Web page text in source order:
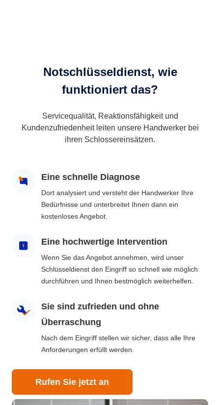
Notschlüsseldienst, wie
funktioniert das?
Servicequalität, Reaktionsfähigkeit und
Kundenzufriedenheit leiten unsere Handwerker bei
ihren Schlossereinsätzen.
Eine schnelle Diagnose
Dort analysiert und versteht der Handwerker Ihre
Bedürfnisse und unterbreitet Ihnen dann ein
kostenloses Angebot.
Eine hochwertige Intervention
Wenn Sie das Angebot annehmen, wird unser
Schlüsseldienst den Eingriff so schnell wie möglich
durchführen und Ihnen bestmöglich weiterhelfen.
Sie sind zufrieden und ohne
Überraschung
Nach dem Eingriff stellen wir sicher, dass alle Ihre
Anforderungen erfüllt werden.
Rufen Sie jetzt an